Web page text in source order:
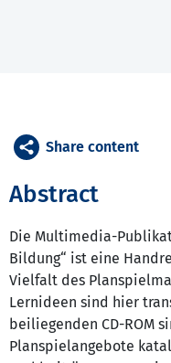
Abstract
Die Multimedia-
Bildung“ ist eine
Vielfalt des
Lernideen sind hier
beiliegenden CD-ROM
Planspielangebote
Share content